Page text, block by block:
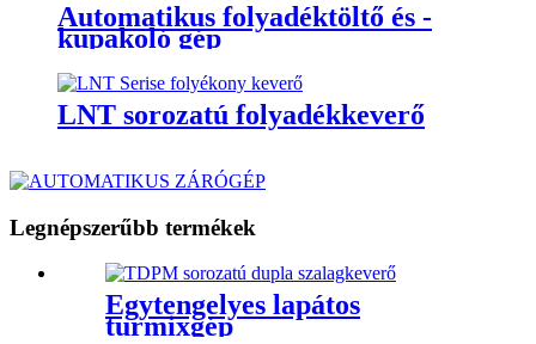
Automatikus folyadéktöltő és -
kupakoló gép
LNT sorozatú folyadékkeverő
Legnépszerűbb termékek
Egytengelyes lapátos
turmixgép